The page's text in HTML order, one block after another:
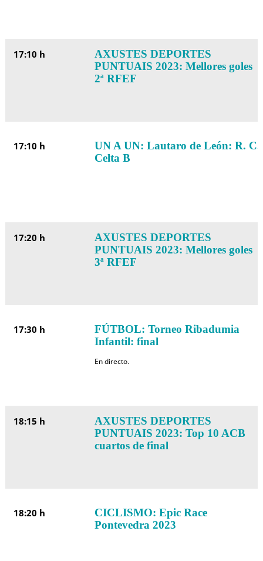
17:10 h
AXUSTES DEPORTES
PUNTUAIS 2023: Mellores goles
2ª RFEF
17:10 h
UN A UN: Lautaro de León: R. C.
Celta B
17:20 h
AXUSTES DEPORTES
PUNTUAIS 2023: Mellores goles
3ª RFEF
17:30 h
FÚTBOL: Torneo Ribadumia
Infantil: final
En directo.
18:15 h
AXUSTES DEPORTES
PUNTUAIS 2023: Top 10 ACB
cuartos de final
18:20 h
CICLISMO: Epic Race
Pontevedra 2023